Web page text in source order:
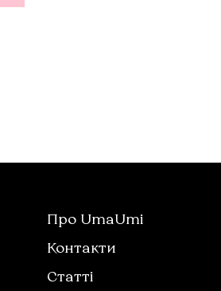
Про UmaUmi
Контакти
Статті